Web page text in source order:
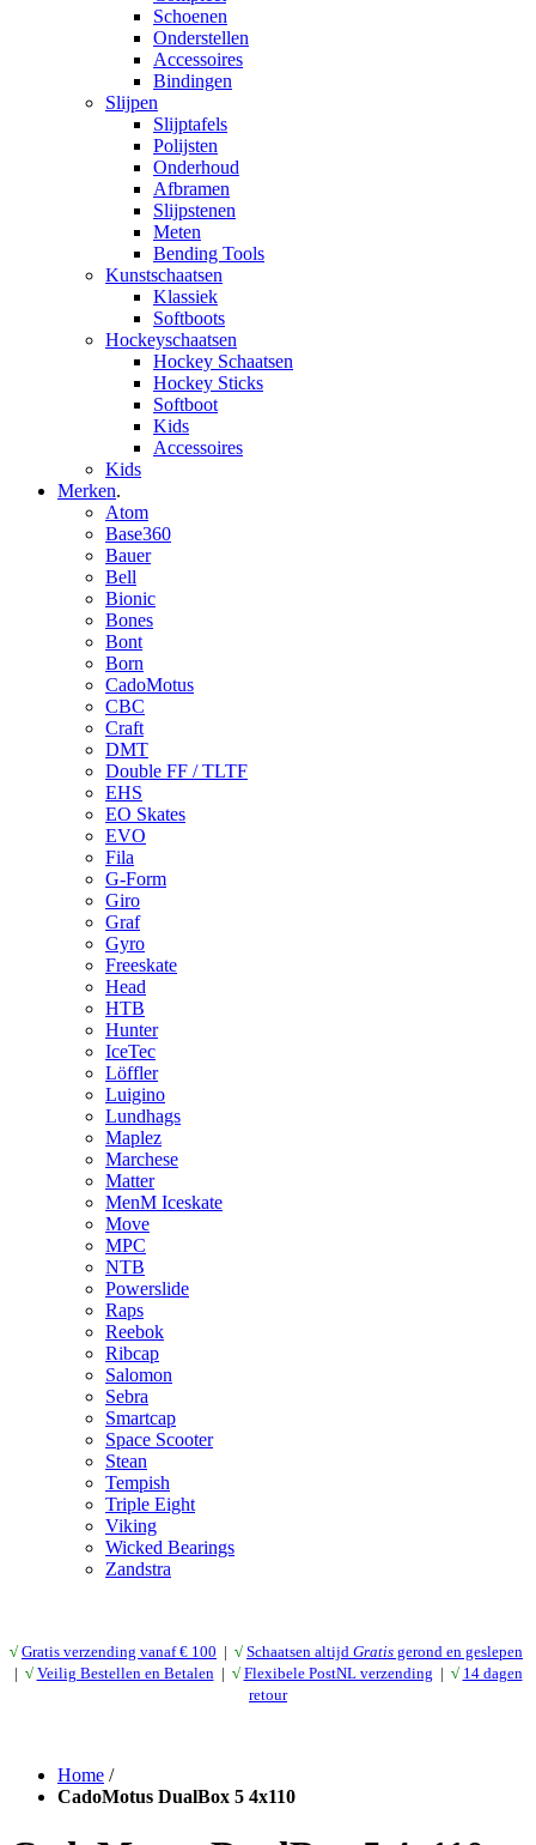
Schoenen
Onderstellen
Accessoires
Bindingen
Slijpen
Slijptafels
Polijsten
Onderhoud
Afbramen
Slijpstenen
Meten
Bending Tools
Kunstschaatsen
Klassiek
Softboots
Hockeyschaatsen
Hockey Schaatsen
Hockey Sticks
Softboot
Kids
Accessoires
Kids
Merken.
Atom
Base360
Bauer
Bell
Bionic
Bones
Bont
Born
CadoMotus
CBC
Craft
DMT
Double FF / TLTF
EHS
EO Skates
EVO
Fila
G-Form
Giro
Graf
Gyro
Freeskate
Head
HTB
Hunter
IceTec
Löffler
Luigino
Lundhags
Maplez
Marchese
Matter
MenM Iceskate
Move
MPC
NTB
Powerslide
Raps
Reebok
Ribcap
Salomon
Sebra
Smartcap
Space Scooter
Stean
Tempish
Triple Eight
Viking
Wicked Bearings
Zandstra
√ Gratis verzending vanaf € 100 | √ Schaatsen altijd Gratis gerond en geslepen
| √ Veilig Bestellen en Betalen | √ Flexibele PostNL verzending | √ 14 dagen
retour
Home /
CadoMotus DualBox 5 4x110